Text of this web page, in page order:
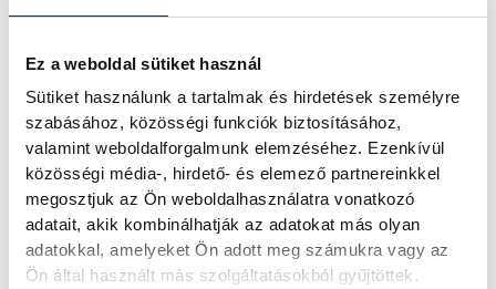
Ez a weboldal sütiket használ
Sütiket használunk a tartalmak és hirdetések személyre
szabásához, közösségi funkciók biztosításához,
valamint weboldalforgalmunk elemzéséhez. Ezenkívül
közösségi média-, hirdető- és elemező partnereinkkel
megosztjuk az Ön weboldalhasználatra vonatkozó
adatait, akik kombinálhatják az adatokat más olyan
adatokkal, amelyeket Ön adott meg számukra vagy az
Ön által használt más szolgáltatásokból gyűjtöttek.